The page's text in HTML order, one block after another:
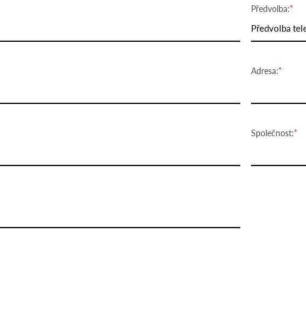
Předvolba:
Předvolba
Adresa:
Společnost: